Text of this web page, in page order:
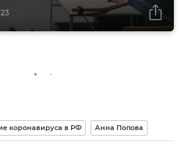
коронавируса в РФ Анна Попова